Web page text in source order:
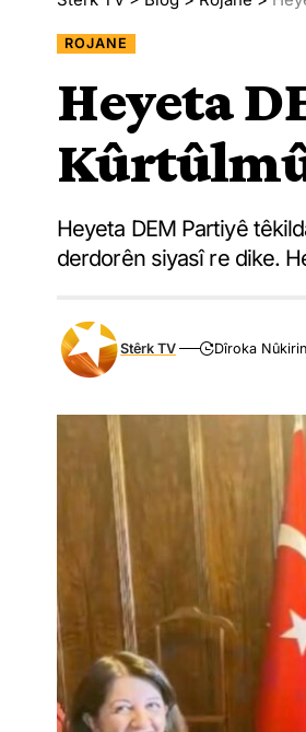
ROJANE
Heyeta
Heyeta DEM Partiyê
derdorên siyasî re dike.
Stêrk TV Dîroka